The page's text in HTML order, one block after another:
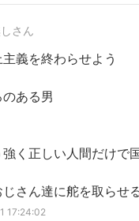
さん
義を終わらせよう
ある男
強く正しい人間だけで
さん達に舵を取らせ
17:24:02